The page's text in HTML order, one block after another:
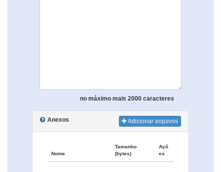
no máximo mais 2000 caracteres
Anexos Adicionar arquivos
Nome
Tamanho
(bytes)
Açõ
es